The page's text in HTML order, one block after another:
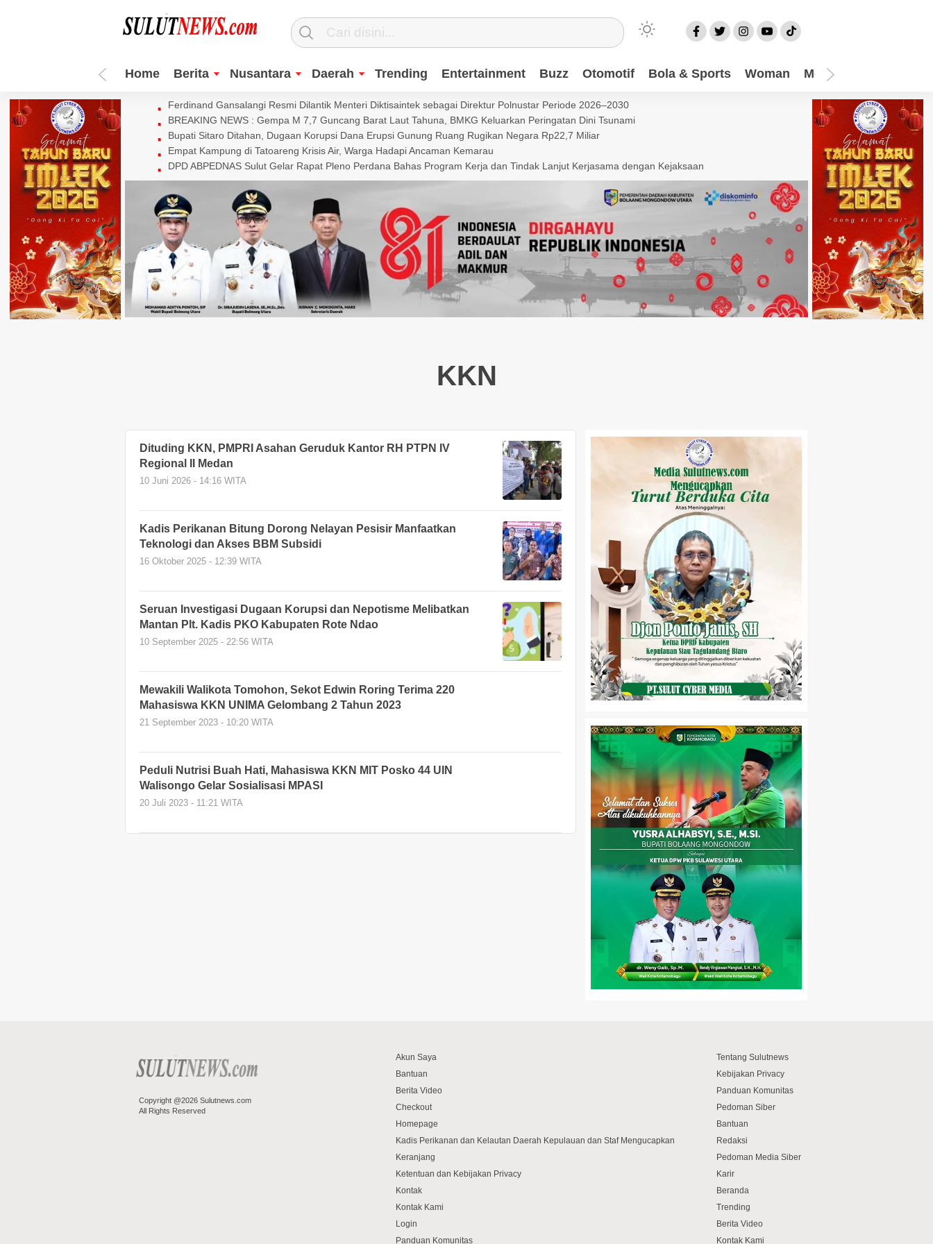
Home Berita Nusantara Daerah Trending Entertainment Buzz Otomotif Bola & Sports Woman Mom
Ferdinand Gansalangi Resmi Dilantik Menteri Diktisaintek sebagai Direktur Polnustar Periode 2026–2030
BREAKING NEWS : Gempa M 7,7 Guncang Barat Laut Tahuna, BMKG Keluarkan Peringatan Dini Tsunami
Bupati Sitaro Ditahan, Dugaan Korupsi Dana Erupsi Gunung Ruang Rugikan Negara Rp22,7 Miliar
Empat Kampung di Tatoareng Krisis Air, Warga Hadapi Ancaman Kemarau
DPD ABPEDNAS Sulut Gelar Rapat Pleno Perdana Bahas Program Kerja dan Tindak Lanjut Kerjasama dengan Kejaksaan
KKN
Dituding KKN, PMPRI Asahan Geruduk Kantor RH PTPN IV
Regional II Medan
10 Juni 2026 - 14:16 WITA
Kadis Perikanan Bitung Dorong Nelayan Pesisir Manfaatkan
Teknologi dan Akses BBM Subsidi
16 Oktober 2025 - 12:39 WITA
Seruan Investigasi Dugaan Korupsi dan Nepotisme Melibatkan
Mantan Plt. Kadis PKO Kabupaten Rote Ndao
10 September 2025 - 22:56 WITA
Mewakili Walikota Tomohon, Sekot Edwin Roring Terima 220
Mahasiswa KKN UNIMA Gelombang 2 Tahun 2023
21 September 2023 - 10:20 WITA
Peduli Nutrisi Buah Hati, Mahasiswa KKN MIT Posko 44 UIN
Walisongo Gelar Sosialisasi MPASI
20 Juli 2023 - 11:21 WITA
Copyright @2026 Sulutnews.com
All Rights Reserved
Akun Saya
Bantuan
Berita Video
Checkout
Homepage
Kadis Perikanan dan Kelautan Daerah Kepulauan dan Staf Mengucapkan
Keranjang
Ketentuan dan Kebijakan Privacy
Kontak
Kontak Kami
Login
Panduan Komunitas
Tentang Sulutnews
Kebijakan Privacy
Panduan Komunitas
Pedoman Siber
Bantuan
Redaksi
Pedoman Media Siber
Karir
Beranda
Trending
Berita Video
Kontak Kami